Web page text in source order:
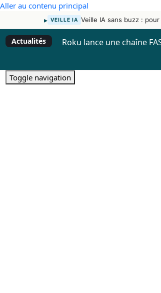
Aller au contenu principal
▸ VEILLE IA Veille IA sans buzz :
Actualités Roku lance une chaîne
Toggle navigation